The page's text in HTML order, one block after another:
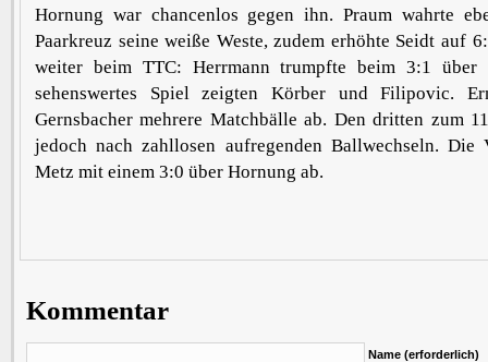
Hornung war chancenlos gegen ihn. Praum wahrte
Paarkreuz seine weiße Weste, zudem erhöhte Seidt auf
weiter beim TTC: Herrmann trumpfte beim 3:1 über
sehenswertes Spiel zeigten Körber und Filipovic.
Gernsbacher mehrere Matchbälle ab. Den dritten zum
jedoch nach zahllosen aufregenden Ballwechseln. Die
Metz mit einem 3:0 über Hornung ab.
Kommentar
Name (erforderlich)